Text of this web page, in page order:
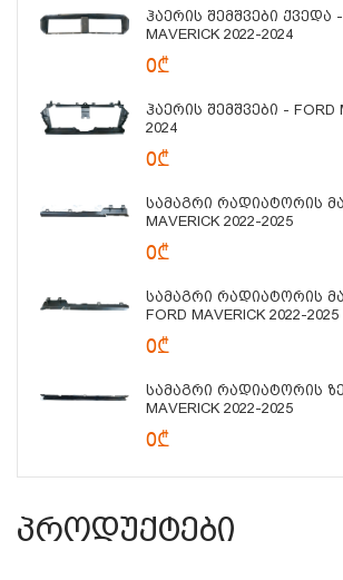
Ჰაერის Შემშვები Ქვედა -
MAVERICK 2022-2024
0₾
Ჰაერის Შემშვები - FORD
2024
0₾
Სამაგრი Რადიატორის
MAVERICK 2022-2025
0₾
Სამაგრი Რადიატორის
FORD MAVERICK 2022-2025
0₾
Სამაგრი Რადიატორის
MAVERICK 2022-2025
0₾
Პროდუქტები